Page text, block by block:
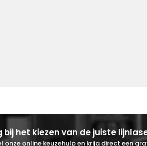
bij het kiezen van de juiste
onze online keuzehulp en krijg direct een